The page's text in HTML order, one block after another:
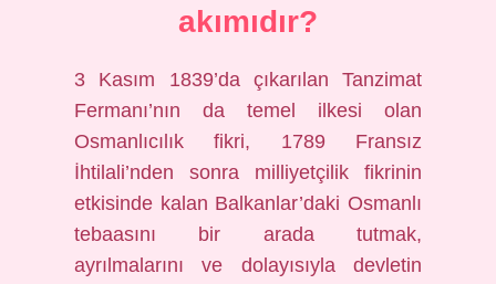
akımıdır?
3 Kasım 1839’da çıkarılan Tanzimat
Fermanı’nın da temel ilkesi olan
Osmanlıcılık fikri, 1789 Fransız
İhtilali’nden sonra milliyetçilik fikrinin
etkisinde kalan Balkanlar’daki Osmanlı
tebaasını bir arada tutmak,
ayrılmalarını ve dolayısıyla devletin